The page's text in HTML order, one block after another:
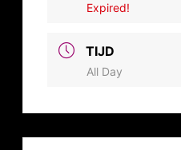
Expired!
TIJD
All Day